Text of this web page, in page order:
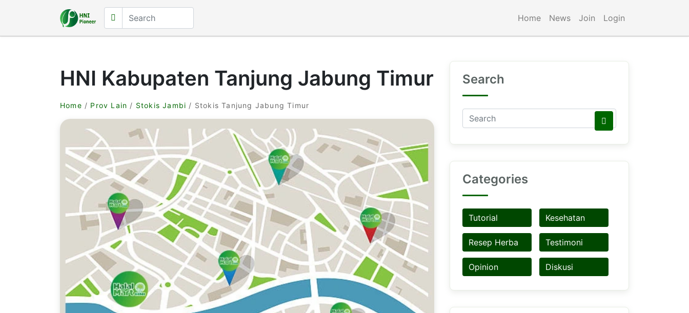
Home News Join Login
HNI Kabupaten Tanjung Jabung Timur
Home / Prov Lain / Stokis Jambi / Stokis Tanjung Jabung Timur
Search
Categories
Tutorial Kesehatan
Resep Herba Testimoni
Opinion Diskusi